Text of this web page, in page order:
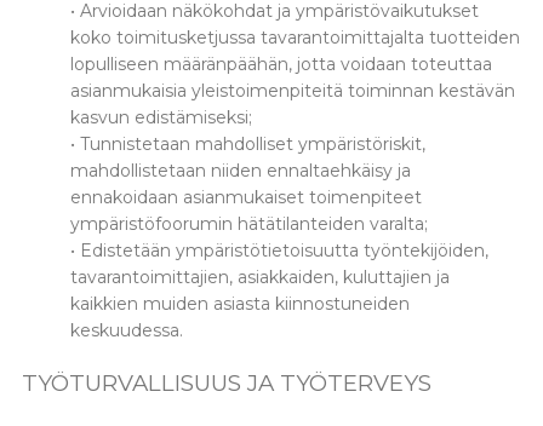
• Arvioidaan näkökohdat ja ympäristövaikutukset
koko toimitusketjussa tavarantoimittajalta tuotteiden
lopulliseen määränpäähän, jotta voidaan toteuttaa
asianmukaisia yleistoimenpiteitä toiminnan kestävän
kasvun edistämiseksi;
• Tunnistetaan mahdolliset ympäristöriskit,
mahdollistetaan niiden ennaltaehkäisy ja
ennakoidaan asianmukaiset toimenpiteet
ympäristöfoorumin hätätilanteiden varalta;
• Edistetään ympäristötietoisuutta työntekijöiden,
tavarantoimittajien, asiakkaiden, kuluttajien ja
kaikkien muiden asiasta kiinnostuneiden
keskuudessa.
TYÖTURVALLISUUS JA TYÖTERVEYS